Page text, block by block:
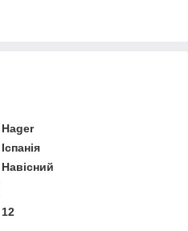
Hager
Іспанія
Навісний
12